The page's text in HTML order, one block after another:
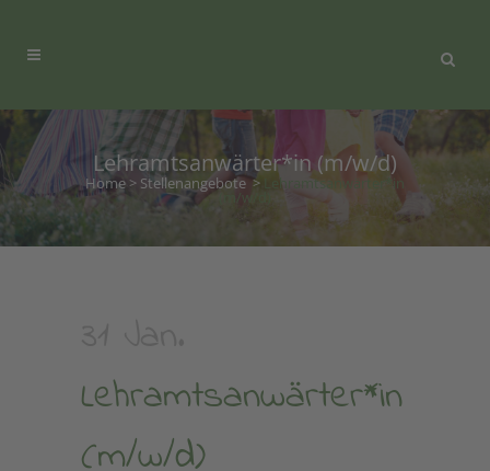
Lehramtsanwärter*in (m/w/d)
Home > Stellenangebote > Lehramtsanwärter*in
(m/w/d)
Lehramtsanwärter*in
(m/w/d)